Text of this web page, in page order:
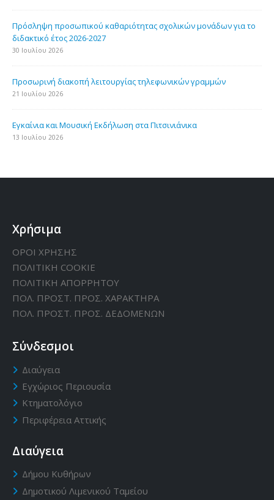
Πρόσληψη προσωπικού καθαριότητας σχολικών μονάδων για το
διδακτικό έτος 2026-2027
30 Ιουλίου 2026
Προσωρινή διακοπή λειτουργίας τηλεφωνικών γραμμών
21 Ιουλίου 2026
Εγκαίνια και Μουσική Εκδήλωση στα Πιτσινιάνικα
13 Ιουλίου 2026
Χρήσιμα
ΟΡΟΙ ΧΡΗΣΗΣ
ΠΟΛΙΤΙΚΗ CΟΟΚΙΕ
ΠΟΛΙΤΙΚΗ ΑΠΟΡΡΗΤΟΥ
ΠΟΛ. ΠΡΟΣΤ. ΠΡΟΣ. ΧΑΡΑΚΤΗΡΑ
ΠΟΛ. ΠΡΟΣΤ. ΠΡΟΣ. ΔΕΔΟΜΕΝΩΝ
Σύνδεσμοι
Διαύγεια
Εγχώριος Περιουσία
Κτηματολόγιο
Περιφέρεια Αττικής
Διαύγεια
Δήμου Κυθήρων
Δημοτικού Λιμενικού Ταμείου